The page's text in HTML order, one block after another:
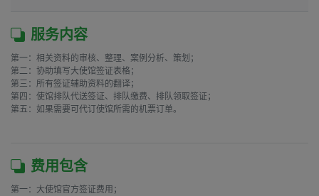
服务内容
第一：相关资料的审核、整理、案例分析、策划；
第二：协助填写大使馆签证表格；
第三：所有签证辅助资料的翻译；
第四：使馆排队代送签证、排队缴费、排队领取签证；
第五：如果需要可代订使馆所需的机票订单。
费用包含
第一：大使馆官方签证费用；